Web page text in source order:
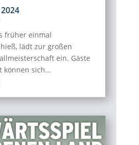
früher einmal
lädt zur großen
ein. Gäste
können sich...